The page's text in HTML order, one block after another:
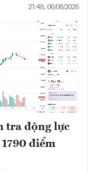
21:48, 06/08/2026
tra động lực
điểm